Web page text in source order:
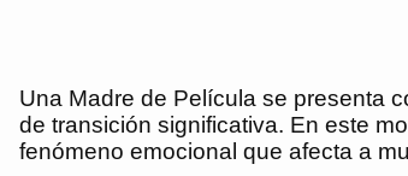
Una Madre de Película se presenta
de transición significativa. En este
fenómeno emocional que afecta a